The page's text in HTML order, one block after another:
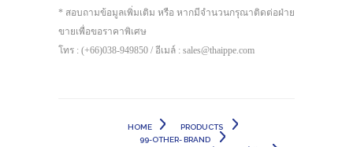
* สอบถามข้อมูลเพิ่มเติม หรือ หากมีจำนวนกรุณาติดต่อฝ่าย
ขายเพื่อขอราคาพิเศษ
โทร : (+66)038-949850 / อีเมล์ : sales@thaippe.com
HOME
PRODUCTS
99-OTHER- BRAND